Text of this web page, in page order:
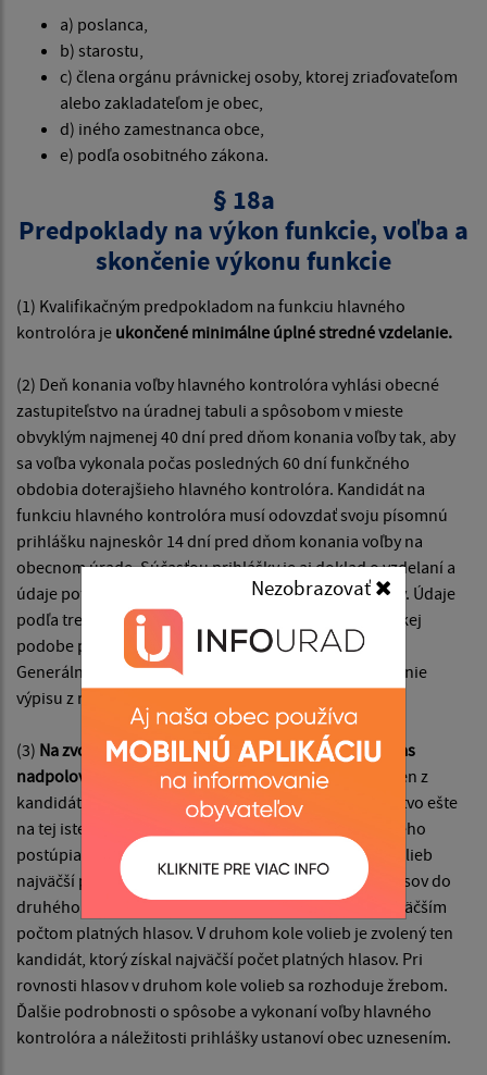
Nezobrazovať
a) poslanca,
b) starostu,
c) člena orgánu právnickej osoby, ktorej zriaďovateľom
alebo zakladateľom je obec,
d) iného zamestnanca obce,
e) podľa osobitného zákona.
§ 18a
Predpoklady na výkon funkcie, voľba a
skončenie výkonu funkcie
(1) Kvalifikačným predpokladom na funkciu hlavného
kontrolóra je ukončené minimálne úplné stredné vzdelanie.
(2) Deň konania voľby hlavného kontrolóra vyhlási obecné
zastupiteľstvo na úradnej tabuli a spôsobom v mieste
obvyklým najmenej 40 dní pred dňom konania voľby tak, aby
sa voľba vykonala počas posledných 60 dní funkčného
obdobia doterajšieho hlavného kontrolóra. Kandidát na
funkciu hlavného kontrolóra musí odovzdať svoju písomnú
prihlášku najneskôr 14 dní pred dňom konania voľby na
obecnom úrade. Súčasťou prihlášky je aj doklad o vzdelaní a
údaje potrebné na vyžiadanie výpisu z registra trestov. Údaje
podľa tretej vety obec bezodkladne zašle v elektronickej
podobe prostredníctvom elektronickej komunikácie
Generálnej prokuratúre Slovenskej republiky na vydanie
výpisu z registra trestov.
(3) Na zvolenie hlavného kontrolóra je potrebný súhlas
nadpolovičnej väčšiny všetkých poslancov.Ak ani jeden z
kandidátov takú väčšinu nezískal, obecné zastupiteľstvo ešte
na tej istej schôdzi vykoná druhé kolo volieb, do ktorého
postúpia dvaja kandidáti, ktorí získali v prvom kole volieb
najväčší počet platných hlasov. V prípade rovnosti hlasov do
druhého kola volieb postupujú všetci kandidáti s najväčším
počtom platných hlasov. V druhom kole volieb je zvolený ten
kandidát, ktorý získal najväčší počet platných hlasov. Pri
rovnosti hlasov v druhom kole volieb sa rozhoduje žrebom.
Ďalšie podrobnosti o spôsobe a vykonaní voľby hlavného
kontrolóra a náležitosti prihlášky ustanoví obec uznesením.